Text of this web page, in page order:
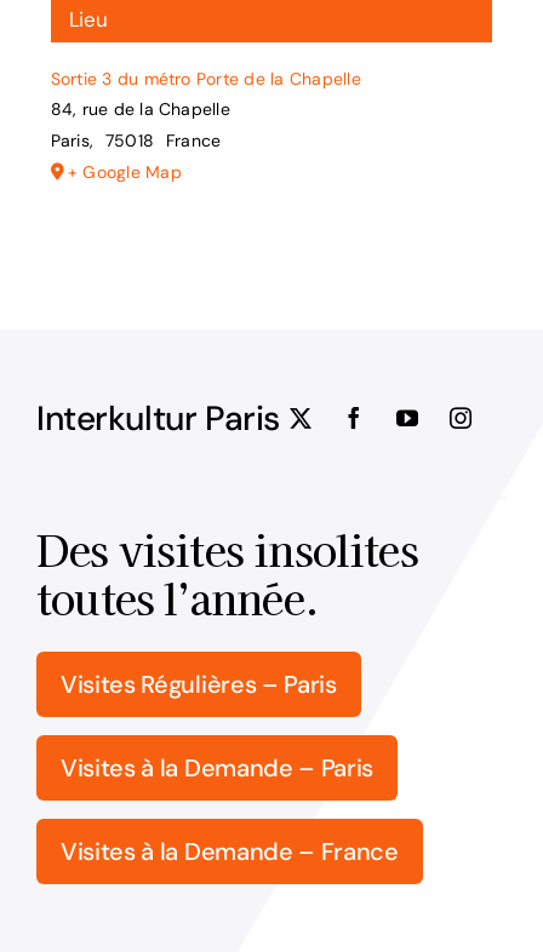
Lieu
Sortie 3 du métro Porte de la Chapelle
84, rue de la Chapelle
Paris, 75018
France
+ Google Map
Interkultur Paris
Des visites insolites
toutes l’année.
Visites Régulières – Paris
Visites à la Demande – Paris
Visites à la Demande – France